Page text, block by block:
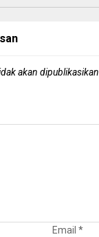
akan dipublikasikan.
Email *